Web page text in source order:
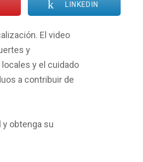
LINKEDIN
El video
y
y el cuidado
a contribuir de
obtenga su